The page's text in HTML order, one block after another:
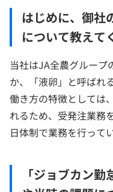
はじめに、御社
について教えて
当社はJA全農グループ
か、「液卵」と呼ばれ
働き方の特徴としては
れるため、受発注業務
日体制で業務を行って
「ジョブカン